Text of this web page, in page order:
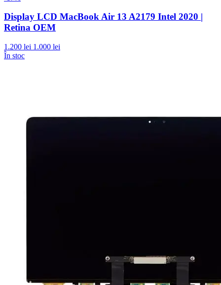
Display LCD MacBook Air 13 A2179 Intel 2020 |
Retina OEM
1.200 lei 1.000 lei
În stoc